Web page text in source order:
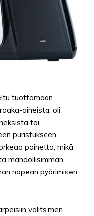
tuottamaan
aineista, oli
tai
puristukseen
painetta, mikä
mahdollisimman
nopean pyörimisen
valitsimen